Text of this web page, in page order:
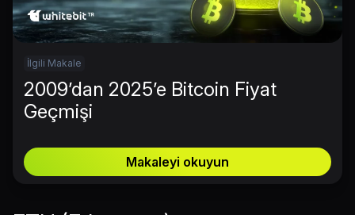
İlgili Makale
2009’dan 2025’e Bitcoin Fiyat
Geçmişi
Makaleyi okuyun